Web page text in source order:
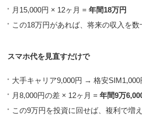
月15,000円 × 12ヶ月 = 年間18万円
この18万円があれば、将来の収入を
スマホ代を見直すだけで
大手キャリア9,000円 → 格安SIM1,000
月8,000円の差 × 12ヶ月 = 年間9万
この9万円を投資に回せば、複利で増